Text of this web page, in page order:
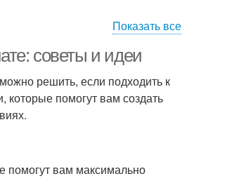
Показать все
советы и идеи
решить, если подходить к
помогут вам создать
помогут вам максимально